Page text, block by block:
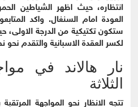
انتظاره، حيث اظهر الشياطين
العودة امام السنغال. واكد
ستكون تكتيكية من الدرجة الاولى،
لكسر العقدة الاسبانية والتقدم
نار هالاند في
الثلاثة
تتجه الانظار نحو المواجهة المرتقبة